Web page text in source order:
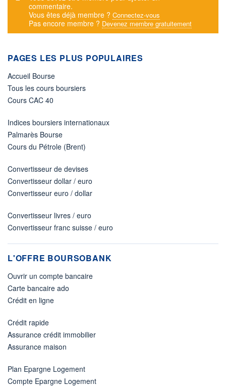
commentaire.
Vous êtes déjà membre ? Connectez-vous
Pas encore membre ? Devenez membre gratuitement
PAGES LES PLUS POPULAIRES
Accueil Bourse
Tous les cours boursiers
Cours CAC 40
Indices boursiers internationaux
Palmarès Bourse
Cours du Pétrole (Brent)
Convertisseur de devises
Convertisseur dollar / euro
Convertisseur euro / dollar
Convertisseur livres / euro
Convertisseur franc suisse / euro
L'OFFRE BOURSOBANK
Ouvrir un compte bancaire
Carte bancaire ado
Crédit en ligne
Crédit rapide
Assurance crédit immobilier
Assurance maison
Plan Epargne Logement
Compte Epargne Logement